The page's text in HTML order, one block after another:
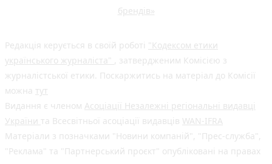
брендів»
Редакція керується в своїй роботі "Кодексом етики
українського журналіста" , затвердженим Комісією з
журналістської етики. Поскаржитись на матеріал до Комісії
можна тут
Видання є членом Асоціації Незалежні регіональні видавці
України та Всесвітньої асоціації видавців WAN-IFRA
Матеріали з позначками "Новини компаній", "Прес-служба",
"Реклама" та "Партнерський проєкт" опубліковані на правах